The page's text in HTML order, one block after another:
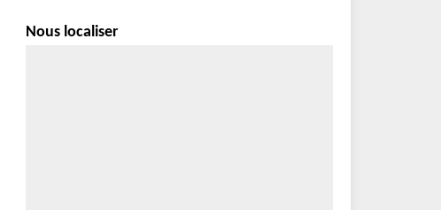
Nous localiser